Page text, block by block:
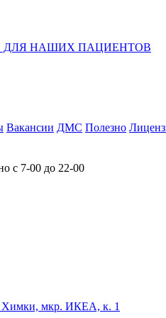
ДЛЯ НАШИХ ПАЦИЕНТОВ
Вакансии ДМС Полезно
с 7-00 до 22-00
мкр. ИКЕА, к. 1